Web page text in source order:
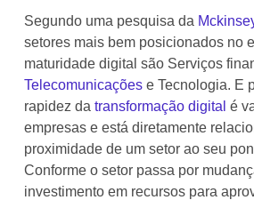
Segundo uma pesquisa da
setores mais bem posicionados no
maturidade digital são Serviços
Telecomunicações e Tecnologia. E
rapidez da transformação digital é
empresas e está diretamente
proximidade de um setor ao seu
Conforme o setor passa por
investimento em recursos para